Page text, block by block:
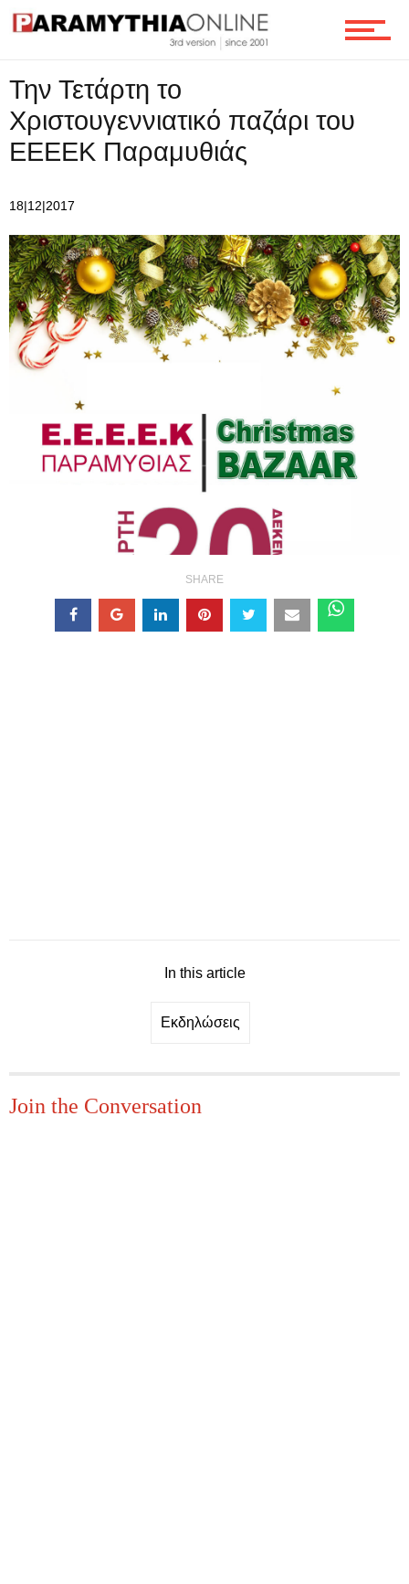
Τεχνολογία
Επικοινωνία
Την Τετάρτη το
Χριστουγεννιατικό παζάρι του
ΕΕΕΕΚ Παραμυθιάς
18|12|2017
SHARE
In this article
Εκδηλώσεις
Join the Conversation